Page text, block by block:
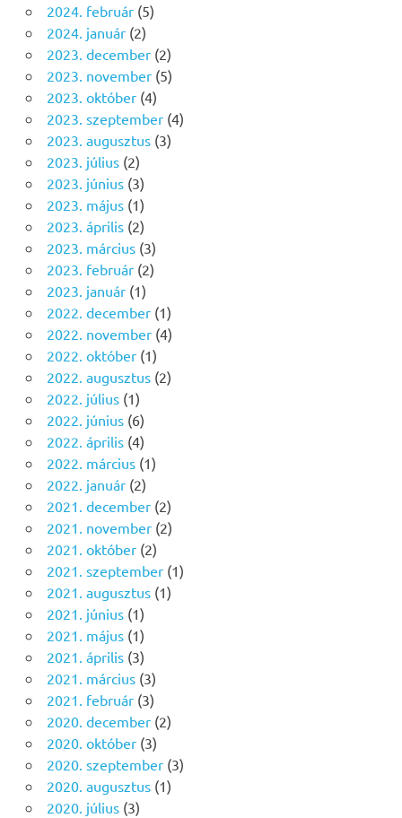
2024. február(5)
2024. január(2)
2023. december(2)
2023. november(5)
2023. október(4)
2023. szeptember(4)
2023. augusztus(3)
2023. július(2)
2023. június(3)
2023. május(1)
2023. április(2)
2023. március(3)
2023. február(2)
2023. január(1)
2022. december(1)
2022. november(4)
2022. október(1)
2022. augusztus(2)
2022. július(1)
2022. június(6)
2022. április(4)
2022. március(1)
2022. január(2)
2021. december(2)
2021. november(2)
2021. október(2)
2021. szeptember(1)
2021. augusztus(1)
2021. június(1)
2021. május(1)
2021. április(3)
2021. március(3)
2021. február(3)
2020. december(2)
2020. október(3)
2020. szeptember(3)
2020. augusztus(1)
2020. július(3)